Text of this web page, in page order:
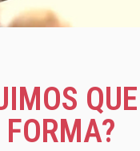
QUE